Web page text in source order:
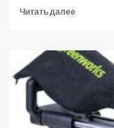
Читать далееПрочитать
Пила
сетевая
(Цены)